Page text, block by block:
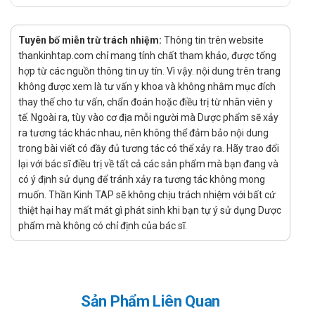
15-29 mL/phút/1,73m²) mà không cần thẩm tách máu,
liều khởi đầu là 1mg một lần mỗi ngày, và liều tối đa
không vượt quá 2mg một lần mỗi ngày.
Khi sử dụng cùng với các thuốc khác:
Dùng cùng erythromycin: Nếu bệnh nhân đang dùng
thuốc này đồng thời với erythromycin, liều dùng không
được vượt quá 1mg mỗi ngày.
Dùng cùng rifampin: Khi sử dụng cùng với rifampin, liều
dùng không được vượt quá 2mg mỗi ngày.
Tương tác
Erythromycin và Rifampicin: Sử dụng đồng thời
pitavastatin với erythromycin hoặc rifampicin có thể làm
tăng lượng thuốc hấp thụ vào máu, dẫn đến nồng độ
fibrate: Kết hợp các loại thuốc này với Apsentio 4mg có
Tuyên bố miễn trừ trách nhiệm: Thông tin trên website
thankinhtap.com chỉ mang tính chất tham khảo, được tổng
hợp từ các nguồn thông tin uy tín. Vì vậy. nội dung trên trang
không được xem là tư vấn y khoa và không nhằm mục đích
thay thế cho tư vấn, chẩn đoán hoặc điều trị từ nhân viên y
tế. Ngoài ra, tùy vào cơ địa mỗi người mà Dược phẩm sẽ xảy
ra tương tác khác nhau, nên không thể đảm bảo nội dung
trong bài viết có đầy đủ tương tác có thể xảy ra. Hãy trao đổi
lại với bác sĩ điều trị về tất cả các sản phẩm mà bạn đang và
có ý định sử dụng để tránh xảy ra tương tác không mong
muốn. Thần Kinh TAP sẽ không chịu trách nhiệm với bất cứ
thiệt hại hay mất mát gì phát sinh khi bạn tự ý sử dụng Dược
phẩm mà không có chỉ định của bác sĩ.
Sản Phẩm Liên Quan